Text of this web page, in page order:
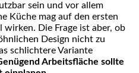
sein und vor allem
Küche mag auf den ersten
Die Frage ist aber, ob
Design nicht zu
schlichtere Variante
Arbeitsfläche sollte